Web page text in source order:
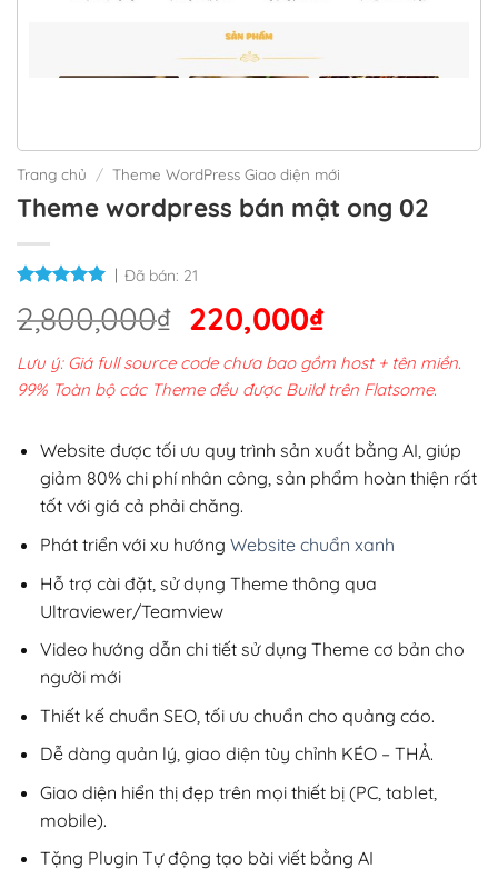
Trang chủ / Theme WordPress Giao diện mới
Theme wordpress bán mật ong 02
Đã bán: 21
2,800,000₫ Giá
gốc
là:
2,800,000₫.
220,000₫Giá
hiện
tại
220,000₫.
Lưu ý: Giá full source code chưa bao gồm host + tên miền.
99% Toàn bộ các Theme đều được Build trên Flatsome.
Website được tối ưu quy trình sản xuất bằng AI, giúp
giảm 80% chi phí nhân công, sản phẩm hoàn thiện rất
tốt với giá cả phải chăng.
Phát triển với xu hướng Website chuẩn xanh
Hỗ trợ cài đặt, sử dụng Theme thông qua
Ultraviewer/Teamview
Video hướng dẫn chi tiết sử dụng Theme cơ bản cho
người mới
Thiết kế chuẩn SEO, tối ưu chuẩn cho quảng cáo.
Dễ dàng quản lý, giao diện tùy chỉnh KÉO – THẢ.
Giao diện hiển thị đẹp trên mọi thiết bị (PC, tablet,
mobile).
Tặng Plugin Tự động tạo bài viết bằng AI